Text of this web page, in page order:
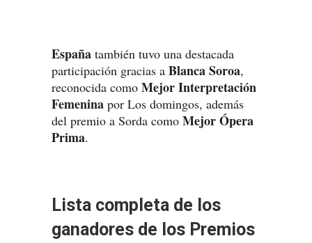
España también tuvo una destacada
participación gracias a Blanca Soroa,
reconocida como Mejor Interpretación
Femenina por Los domingos, además
del premio a Sorda como Mejor Ópera
Prima.
Lista completa de los
ganadores de los Premios